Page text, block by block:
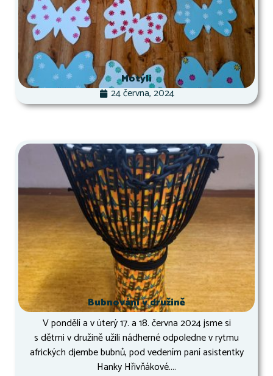
Motýli
24 června, 2024
Bubnování v družině
V pondělí a v úterý 17. a 18. června 2024 jsme si
s dětmi v družině užili nádherné odpoledne v rytmu
afrických djembe bubnů, pod vedením paní asistentky
Hanky Hřivňákové....